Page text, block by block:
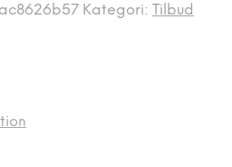
Kategori: Tilbud